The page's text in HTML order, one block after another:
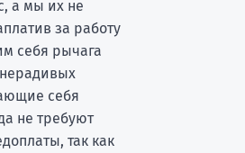
а мы их не
за работу
себя рычага
себя
не требуют
так как